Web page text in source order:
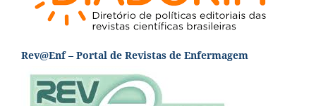
Rev@Enf – Portal de Revistas de Enfermagem